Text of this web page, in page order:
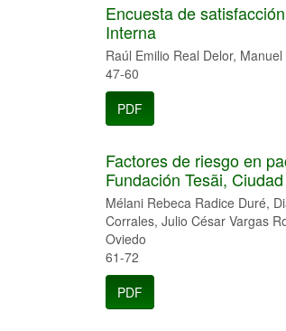
Encuesta de
Interna
Raúl Emilio Real Delor,
47-60
PDF
Factores de riesgo en
Fundación Tesãi,
Mélani Rebeca Radice Duré,
Corrales, Julio César Vargas
Oviedo
61-72
PDF